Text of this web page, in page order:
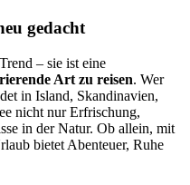
gedacht
– sie ist eine
Art zu reisen. Wer
in Island, Skandinavien,
nicht nur Erfrischung,
in der Natur. Ob allein, mit
bietet Abenteuer, Ruhe